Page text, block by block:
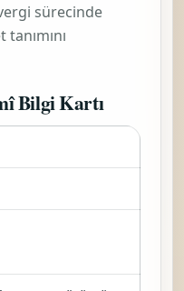
sürecinde
Bilgi Kartı